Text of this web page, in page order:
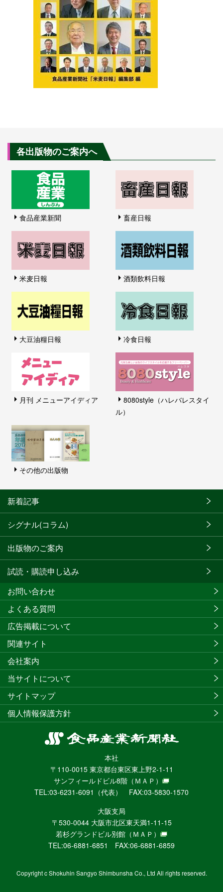
各出版物のご案内へ
食品産業新聞 畜産日報
米麦日報 酒類飲料日報
大豆油糧日報 冷食日報
月刊 メニューアイディア
8080style（ハレバレスタイ
ル）
その他の出版物
新着記事
シグナル(コラム)
出版物のご案内
試読・購読申し込み
食
産
業
新
聞
社
ニ
ュ
ー
WEB
本社
〒110-0015 東京都台東区東上野2-1-11
サンフィールドビル8階 （ＭＡＰ）
TEL:03-6231-6091（代表） FAX:03-5830-1570
大阪支局
〒530-0044 大阪市北区東天満1-11-15
若杉グランドビル別館 （ＭＡＰ）
TEL:06-6881-6851 FAX:06-6881-6859
お問い合わせ
よくある質問
広告掲載について
関連サイト
会社案内
当サイトについて
サイトマップ
個人情報保護方針
Copyright c Shokuhin Sangyo Shimbunsha Co., Ltd All rights reserved.